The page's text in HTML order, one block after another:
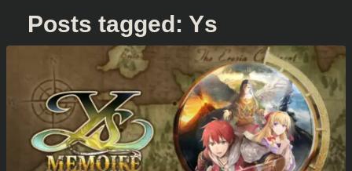
Posts tagged: Ys